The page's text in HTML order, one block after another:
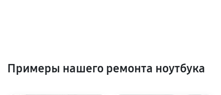
Примеры нашего ремонта ноутбука